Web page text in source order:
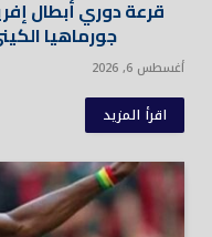
قرعة دوري أبطال
جورماهيا
أغسطس 6, 2026
اقرأ المزيد